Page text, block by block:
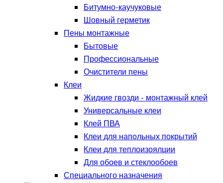
Битумно-каучуковые
Шовный герметик
Пены монтажные
Бытовые
Профессиональные
Очистители пены
Клеи
Жидкие гвозди - монтажный клей
Универсальные клеи
Клей ПВА
Клеи для напольных покрытий
Клеи для теплоизоялции
Для обоев и стеклообоев
Специального назначения